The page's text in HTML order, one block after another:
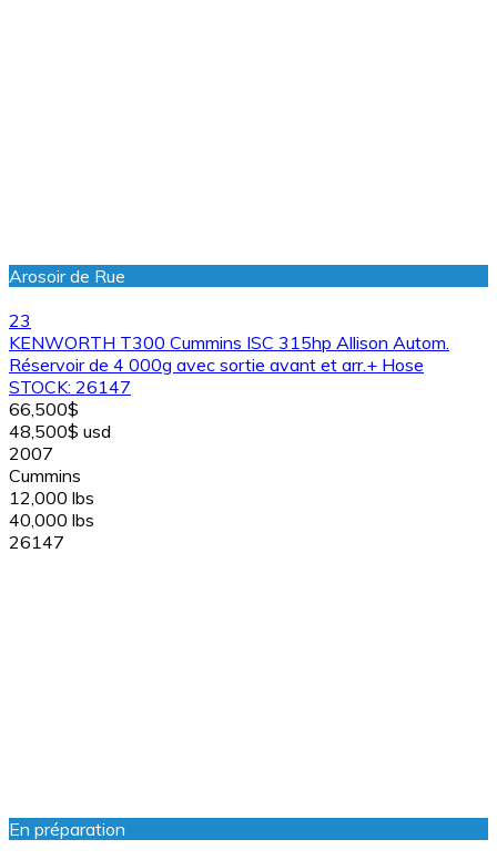
Arosoir de Rue
23
KENWORTH T300 Cummins ISC 315hp Allison Autom.
Réservoir de 4 000g avec sortie avant et arr.+ Hose
STOCK: 26147
66,500$
48,500$ usd
2007
Cummins
12,000 lbs
40,000 lbs
26147
En préparation